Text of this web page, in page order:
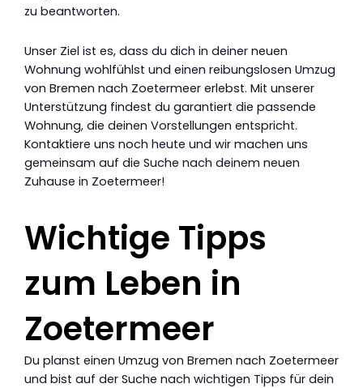
zu beantworten.
Unser Ziel ist es, dass du dich in deiner neuen
Wohnung wohlfühlst und einen reibungslosen Umzug
von Bremen nach Zoetermeer erlebst. Mit unserer
Unterstützung findest du garantiert die passende
Wohnung, die deinen Vorstellungen entspricht.
Kontaktiere uns noch heute und wir machen uns
gemeinsam auf die Suche nach deinem neuen
Zuhause in Zoetermeer!
Wichtige Tipps
zum Leben in
Zoetermeer
Du planst einen Umzug von Bremen nach Zoetermeer
und bist auf der Suche nach wichtigen Tipps für dein